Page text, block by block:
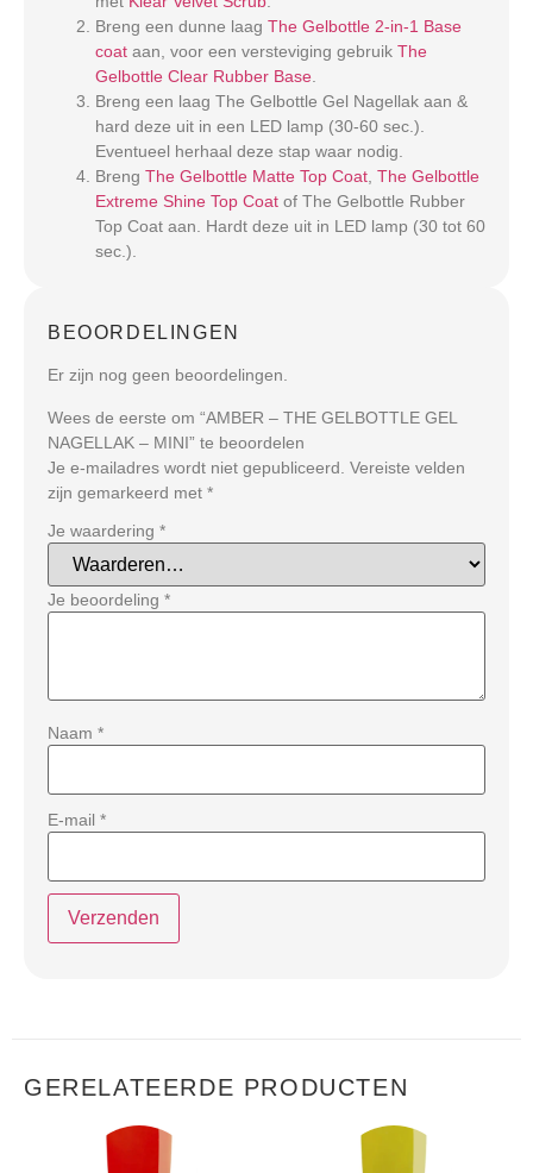
Breng een dunne laag The Gelbottle 2-in-1 Base
coat aan, voor een versteviging gebruik The
Gelbottle Clear Rubber Base.
Breng een laag The Gelbottle Gel Nagellak aan &
hard deze uit in een LED lamp (30-60 sec.).
Eventueel herhaal deze stap waar nodig.
Breng The Gelbottle Matte Top Coat, The Gelbottle
Extreme Shine Top Coat of The Gelbottle Rubber
Top Coat aan. Hardt deze uit in LED lamp (30 tot 60
sec.).
BEOORDELINGEN
Er zijn nog geen beoordelingen.
Wees de eerste om “AMBER – THE GELBOTTLE GEL
NAGELLAK – MINI” te beoordelen
Je e-mailadres wordt niet gepubliceerd. Vereiste velden
zijn gemarkeerd met *
Je waardering *
Je beoordeling *
Naam *
E-mail *
GERELATEERDE PRODUCTEN